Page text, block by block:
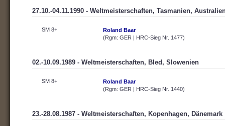
27.10.-04.11.1990 - Weltmeisterschaften, Tasmanien,
SM 8+
Roland Baar
(Rgm: GER | HRC-Sieg Nr. 1477)
02.-10.09.1989 - Weltmeisterschaften, Bled, Slowenien
SM 8+
Roland Baar
(Rgm: GER | HRC-Sieg Nr. 1440)
23.-28.08.1987 - Weltmeisterschaften, Kopenhagen, Dänemark